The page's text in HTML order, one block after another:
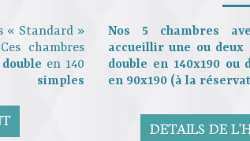
« Standard »
chambres
en 140
simples
Nos 5 chambres
accueillir une ou
double en 140x190ou
en 90x190(à la
DETAILS DE